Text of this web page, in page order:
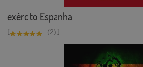
exército Espanha
[ (2) ]